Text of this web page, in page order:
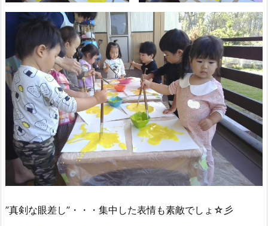
”真剣な眼差し”・・・集中した表情も素敵でしょ☆彡